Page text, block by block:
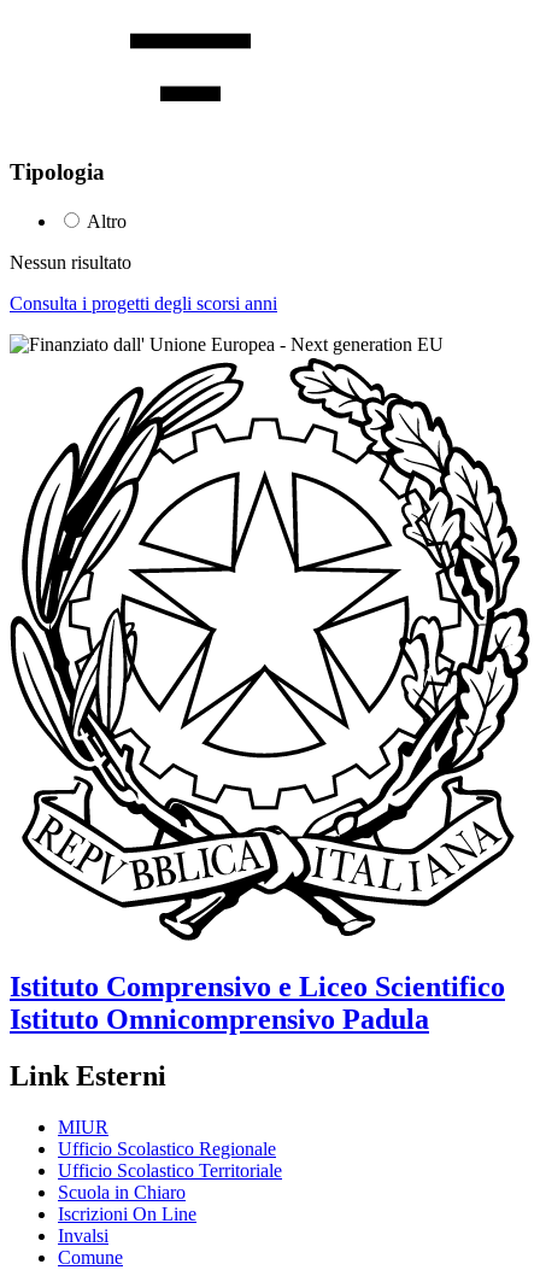
Tipologia
Altro
Nessun risultato
Consulta i progetti degli scorsi anni
Istituto Comprensivo e Liceo Scientifico
Istituto Omnicomprensivo Padula
Link Esterni
MIUR
Ufficio Scolastico Regionale
Ufficio Scolastico Territoriale
Scuola in Chiaro
Iscrizioni On Line
Invalsi
Comune